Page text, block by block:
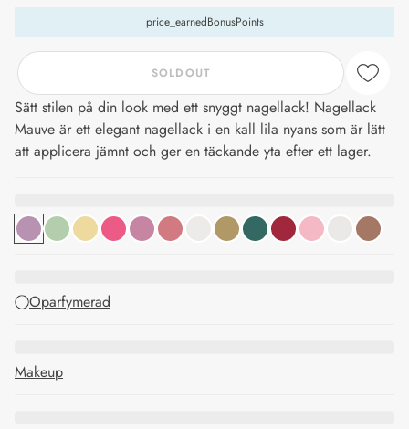
price_earnedBonusPoints
SOLDOUT
Sätt stilen på din look med ett snyggt nagellack! Nagellack
Mauve är ett elegant nagellack i en kall lila nyans som är lätt
att applicera jämnt och ger en täckande yta efter ett lager.
Oparfymerad
Makeup